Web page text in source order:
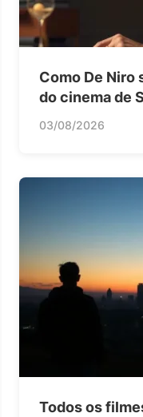
Como De Niro
do cinema de
03/08/2026
Todos os